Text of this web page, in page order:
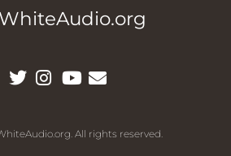
All rights reserved.